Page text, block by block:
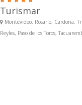
Turismar
Montevideo, Rosario, Cardona,
Reyles, Paso de los Toros,